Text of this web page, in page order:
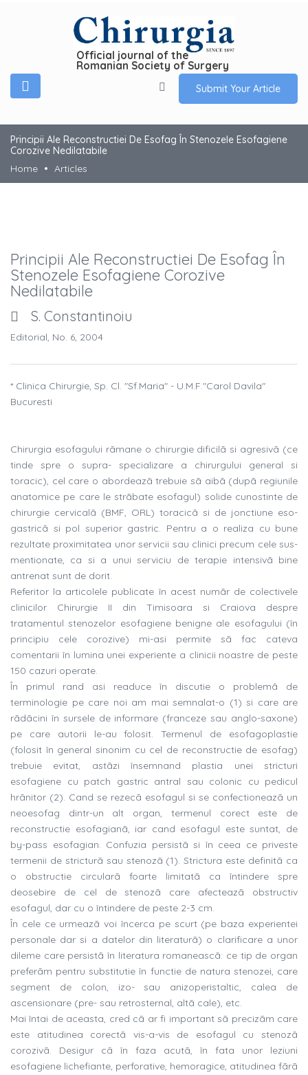
Official journal of the
Romanian Society of Surgery
Submit Your Article
Principii Ale Reconstructiei De Esofag În Stenozele Esofagiene
Corozive Nedilatabile
Home
Articles
Principii Ale Reconstructiei De Esofag În
Stenozele Esofagiene Corozive
Nedilatabile
S. Constantinoiu
Editorial, No. 6, 2004
* Clinica Chirurgie, Sp. Cl. "Sf.Maria" - U.M.F."Carol Davila"
Bucuresti
Chirurgia esofagului rãmane o chirurgie dificilã si agresivã (ce
tinde spre o supra- specializare a chirurgului general si
toracic), cel care o abordeazã trebuie sã aibã (dupã regiunile
anatomice pe care le strãbate esofagul) solide cunostinte de
chirurgie cervicalã (BMF, ORL) toracicã si de jonctiune eso-
gastricã si pol superior gastric. Pentru a o realiza cu bune
rezultate proximitatea unor servicii sau clinici precum cele sus-
mentionate, ca si a unui serviciu de terapie intensivã bine
antrenat sunt de dorit.
Referitor la articolele publicate în acest numãr de colectivele
clinicilor Chirurgie II din Timisoara si Craiova despre
tratamentul stenozelor esofagiene benigne ale esofagului (în
principiu cele corozive) mi-asi permite sã fac cateva
comentarii în lumina unei experiente a clinicii noastre de peste
150 cazuri operate.
În primul rand asi readuce în discutie o problemã de
terminologie pe care noi am mai semnalat-o (1) si care are
rãdãcini în sursele de informare (franceze sau anglo-saxone)
pe care autorii le-au folosit. Termenul de esofagoplastie
(folosit în general sinonim cu cel de reconstructie de esofag)
trebuie evitat, astãzi însemnand plastia unei stricturi
esofagiene cu patch gastric antral sau colonic cu pedicul
hrãnitor (2). Cand se rezecã esofagul si se confectioneazã un
neoesofag dintr-un alt organ, termenul corect este de
reconstructie esofagianã, iar cand esofagul este suntat, de
by-pass esofagian. Confuzia persistã si în ceea ce priveste
termenii de stricturã sau stenozã (1). Strictura este definitã ca
o obstructie circularã foarte limitatã ca întindere spre
deosebire de cel de stenozã care afecteazã obstructiv
esofagul, dar cu o întindere de peste 2-3 cm.
În cele ce urmeazã voi încerca pe scurt (pe baza experientei
personale dar si a datelor din literaturã) o clarificare a unor
dileme care persistã în literatura romaneascã: ce tip de organ
preferãm pentru substitutie în functie de natura stenozei, care
segment de colon, izo- sau anizoperistaltic, calea de
ascensionare (pre- sau retrosternal, altã cale), etc.
Mai întai de aceasta, cred cã ar fi important sã precizãm care
este atitudinea corectã vis-a-vis de esofagul cu stenozã
corozivã. Desigur cã în faza acutã, în fata unor leziuni
esofagiene lichefiante, perforative, hemoragice, atitudinea fãrã